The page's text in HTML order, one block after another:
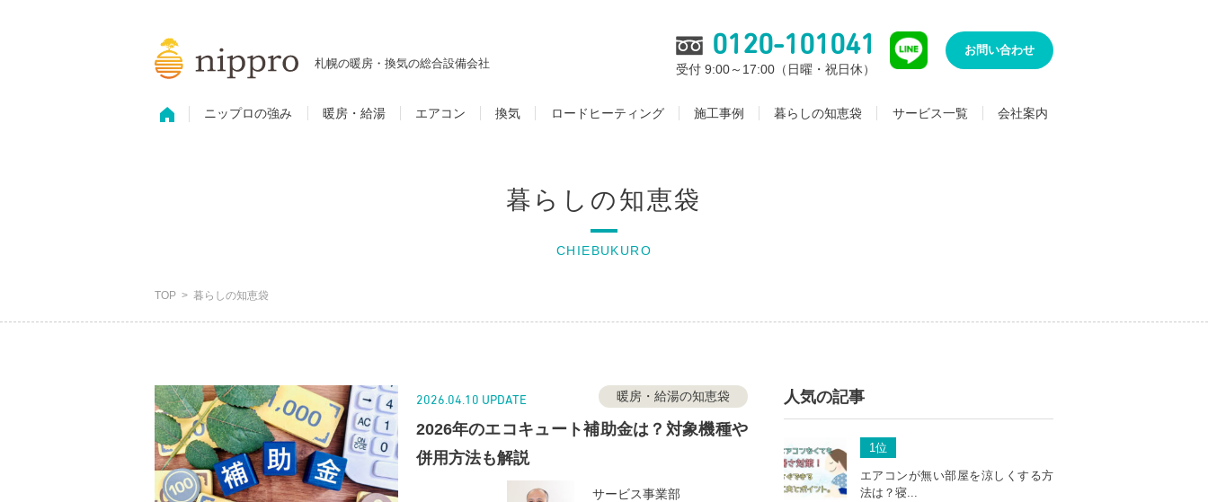
札幌の暖房・換気の総合設備会社
0120-101041
受付 9:00～17:00（日曜・祝日休）
お問い合わせ
ニップロの強み 暖房・給湯 エアコン 換気 ロードヒーティング 施工事例 暮らしの知恵袋 サービス一覧 会社案内
暮らしの知恵袋
CHIEBUKURO
TOP 暮らしの知恵袋
暖房・給湯の知恵袋
2026.04.10 UPDATE
2026年のエコキュート補助金は？対象機種や
併用方法も解説
サービス事業部
人気の記事
1位
エアコンが無い部屋を涼しくする方
法は？寝...